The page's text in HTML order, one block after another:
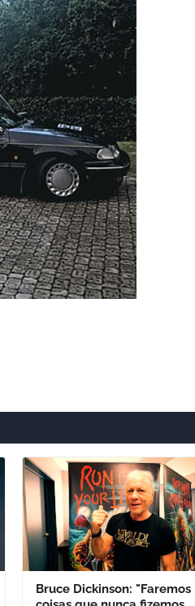
Bruce Dickinson: "Faremos